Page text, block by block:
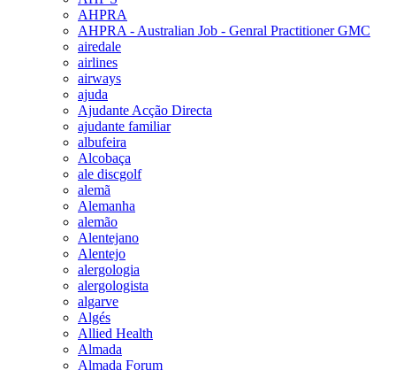
AHPRA
AHPRA - Australian Job - Genral Practitioner GMC
airedale
airlines
airways
ajuda
Ajudante Acção Directa
ajudante familiar
albufeira
Alcobaça
ale discgolf
alemã
Alemanha
alemão
Alentejano
Alentejo
alergologia
alergologista
algarve
Algés
Allied Health
Almada
Almada Forum